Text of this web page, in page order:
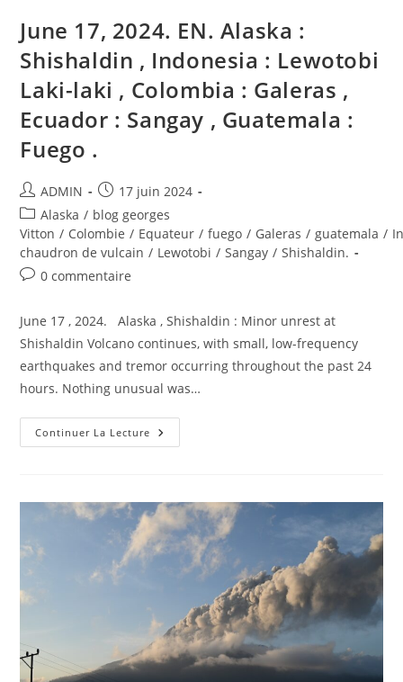
Hawaii
:
Kilauea
June 17, 2024. EN. Alaska :
Shishaldin , Indonesia : Lewotobi
Laki-laki , Colombia : Galeras ,
Ecuador : Sangay , Guatemala :
Fuego .
Auteur/autrice
de
la
publication :
ADMIN
Publication
publiée :
17 juin 2024
Post
category:
Alaska / blog georges
Vitton / Colombie / Equateur / fuego / Galeras / guatemala /
chaudron de vulcain / Lewotobi / Sangay / Shishaldin.
Commentaires
la
publication :
0 commentaire
June 17 , 2024. Alaska , Shishaldin : Minor unrest at
Shishaldin Volcano continues, with small, low-frequency
earthquakes and tremor occurring throughout the past 24
hours. Nothing unusual was…
Continuer La Lecture June
17,
Shishaldin
,
Indonesia
:
Lewotobi
Colombia
:
Galeras
,
Ecuador
: